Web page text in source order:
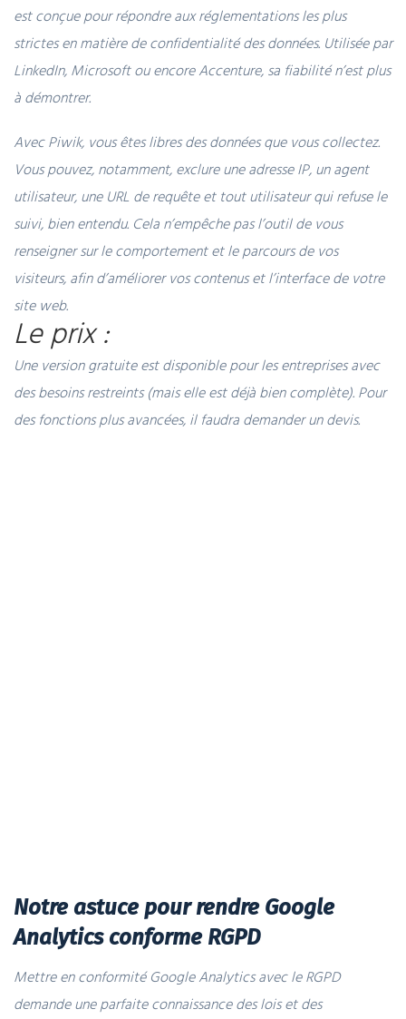
est conçue pour répondre aux réglementations les plus
strictes en matière de confidentialité des données. Utilisée par
LinkedIn, Microsoft ou encore Accenture, sa fiabilité n’est plus
à démontrer.
Avec Piwik, vous êtes libres des données que vous collectez.
Vous pouvez, notamment, exclure une adresse IP, un agent
utilisateur, une URL de requête et tout utilisateur qui refuse le
suivi, bien entendu. Cela n’empêche pas l’outil de vous
renseigner sur le comportement et le parcours de vos
visiteurs, afin d’améliorer vos contenus et l’interface de votre
site web.
Le prix :
Une version gratuite est disponible pour les entreprises avec
des besoins restreints (mais elle est déjà bien complète). Pour
des fonctions plus avancées, il faudra demander un devis.
Notre astuce pour rendre Google
Analytics conforme RGPD
Mettre en conformité Google Analytics avec le RGPD
demande une parfaite connaissance des lois et des